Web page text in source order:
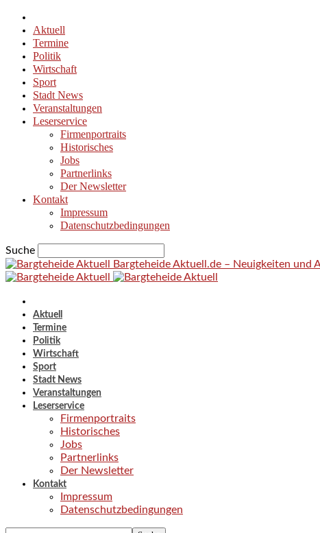
Aktuell
Termine
Politik
Wirtschaft
Sport
Stadt News
Veranstaltungen
Leserservice
Firmenportraits
Historisches
Jobs
Partnerlinks
Der Newsletter
Kontakt
Impressum
Datenschutzbedingungen
Suche
Bargteheide Aktuell.de – Neuigkeiten und
Aktuell
Termine
Politik
Wirtschaft
Sport
Stadt News
Veranstaltungen
Leserservice
Firmenportraits
Historisches
Jobs
Partnerlinks
Der Newsletter
Kontakt
Impressum
Datenschutzbedingungen